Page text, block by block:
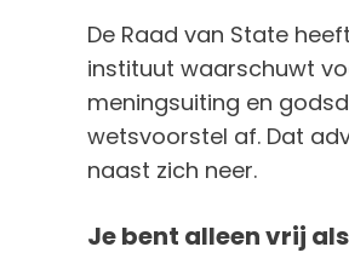
De Raad van State
instituut waarschuwt
meningsuiting en
wetsvoorstel af. Dat
naast zich neer.
Je bent alleen vrij